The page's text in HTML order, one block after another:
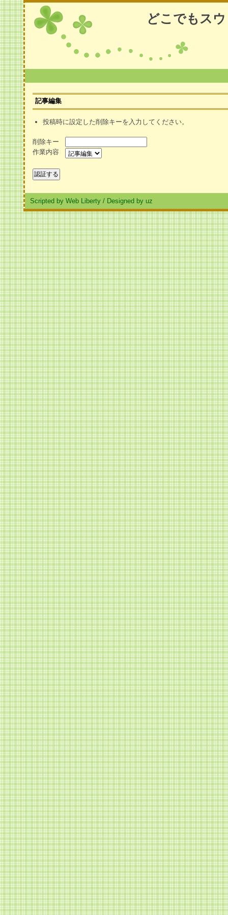
どこでもス
記事編集
投稿時に設定した削除キーを入力してください。
削除キー
作業内容
Scripted by Web Liberty / Designed by uz